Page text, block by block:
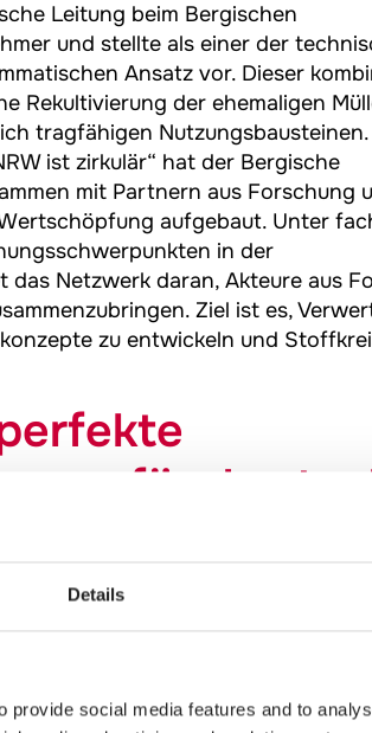
Details
social media features and to
Leitung beim Bergischen
und stellte als einer der
Ansatz vor. Dieser
Rekultivierung der ehemaligen
tragfähigen
ist zirkulär“ hat der Bergische
mit Partnern aus Forschung
aufgebaut. Unter
in der
Netzwerk daran, Akteure aus
Ziel ist es,
zu entwickeln und
für das
nicht nur aufgrund seiner
urteilt Christof
einen inhaltlich passenden
die zu 100 % kreislauffähig